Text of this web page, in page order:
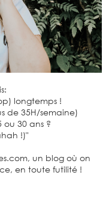
longtemps !
de 35H/semaine)
ou 30 ans ?
!)"
un blog où on
en toute futilité !